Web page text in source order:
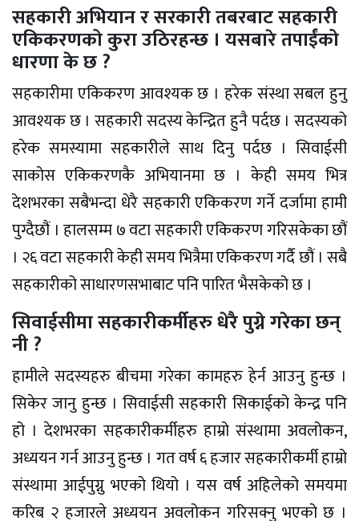
सहकारी अभियान र सरकारी तबरबाट सहकारी
एकिकरणको कुरा उठिरहन्छ । यसबारे तपाईंको
धारणा के छ ?
सहकारीमा एकिकरण आवश्यक छ । हरेक संस्था सबल हुनु
आवश्यक छ । सहकारी सदस्य केन्द्रित हुनै पर्दछ । सदस्यको
हरेक समस्यामा सहकारीले साथ दिनु पर्दछ । सिवाईसी
साकोस एकिकरणकै अभियानमा छ । केही समय भित्र
देशभरका सबैभन्दा धेरै सहकारी एकिकरण गर्ने दर्जामा हामी
पुग्दैछौं । हालसम्म ७ वटा सहकारी एकिकरण गरिसकेका छौं
। २६ वटा सहकारी केही समय भित्रैमा एकिकरण गर्दै छौं । सबै
सहकारीको साधारणसभाबाट पनि पारित भैसकेको छ ।
सिवाईसीमा सहकारीकर्मीहरु धेरै पुग्ने गरेका छन्
नी ?
हामीले सदस्यहरु बीचमा गरेका कामहरु हेर्न आउनु हुन्छ ।
सिकेर जानु हुन्छ । सिवाईसी सहकारी सिकाईको केन्द्र पनि
हो । देशभरका सहकारीकर्मीहरु हाम्रो संस्थामा अवलोकन,
अध्ययन गर्न आउनु हुन्छ । गत वर्ष ६ हजार सहकारीकर्मी हाम्रो
संस्थामा आईपुग्नु भएको थियो । यस वर्ष अहिलेको समयमा
करिब २ हजारले अध्ययन अवलोकन गरिसक्नु भएको छ ।